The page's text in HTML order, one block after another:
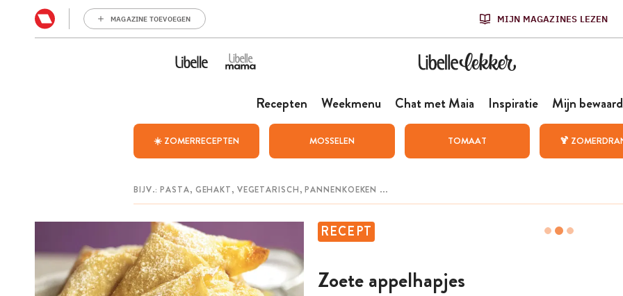
MAGAZINE TOEVOEGEN MIJN MAGAZINES LEZEN
Recepten Weekmenu Chat met Maia Inspiratie Mijn
☀️ ZOMERRECEPTEN MOSSELEN TOMAAT 🍹
RECEPT
Zoete appelhapjes